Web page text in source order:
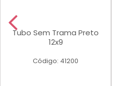
Tubo Sem Trama Preto
12x9
Código: 41200